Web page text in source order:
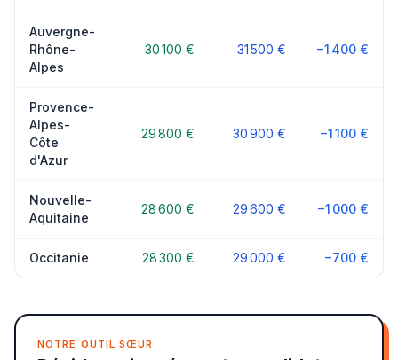
Auvergne-
Rhône-
Alpes
30 100 € 31 500 € −1 400 €
Provence-
Alpes-
Côte
d'Azur
29 800 € 30 900 € −1 100 €
Nouvelle-
Aquitaine
28 600 € 29 600 € −1 000 €
Occitanie 28 300 € 29 000 € −700 €
NOTRE OUTIL SŒUR